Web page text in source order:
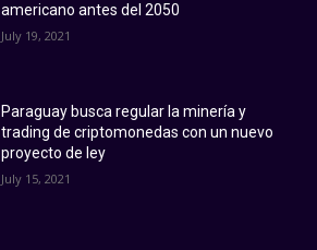
americano antes del 2050
July 19, 2021
Paraguay busca regular la minería y
trading de criptomonedas con un nuevo
proyecto de ley
July 15, 2021